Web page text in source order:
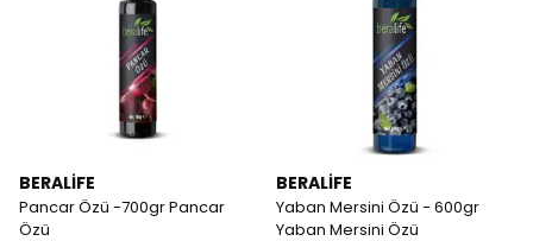
BERALİFE
Pancar Özü -700gr Pancar
Özü
BERALİFE
Yaban Mersini Özü - 600gr
Yaban Mersini Özü